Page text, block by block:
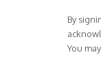
By
You